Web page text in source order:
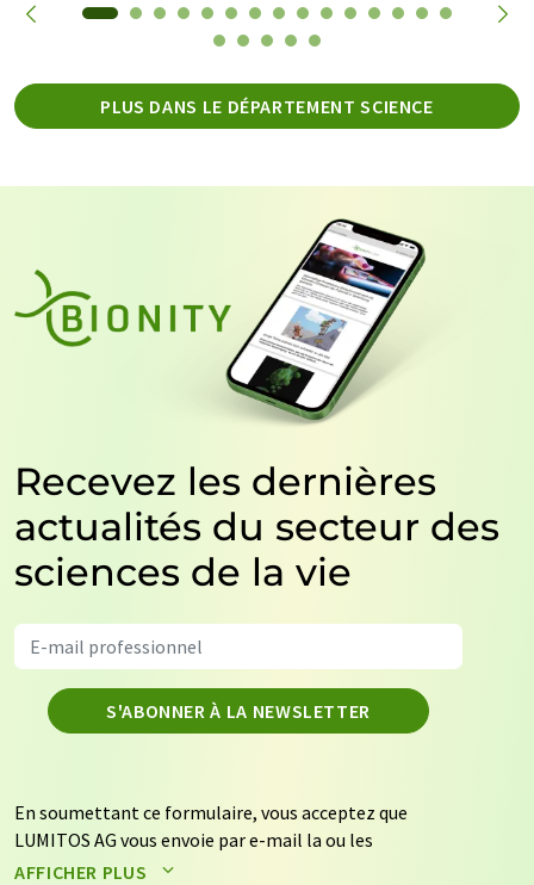
PLUS DANS LE DÉPARTEMENT SCIENCE
Recevez les dernières
actualités du secteur des
sciences de la vie
S'ABONNER À LA NEWSLETTER
En soumettant ce formulaire, vous acceptez que
LUMITOS AG vous envoie par e-mail la ou les
newsletters sélectionnées ci-dessus. Vos données ne
AFFICHER PLUS